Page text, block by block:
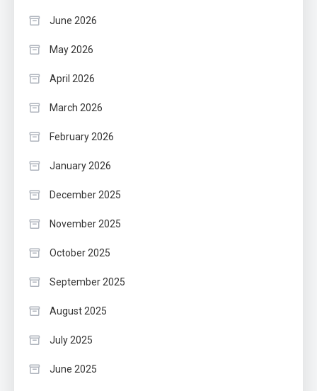
June 2026
May 2026
April 2026
March 2026
February 2026
January 2026
December 2025
November 2025
October 2025
September 2025
August 2025
July 2025
June 2025